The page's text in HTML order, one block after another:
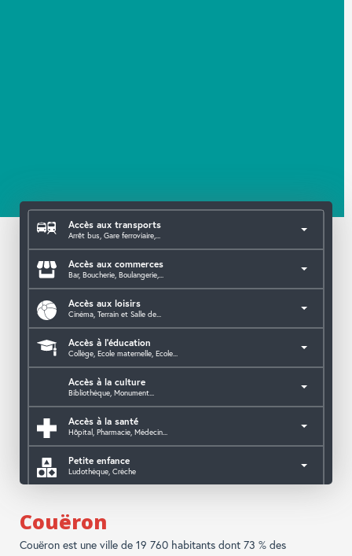
Accès aux transports
Arrêt bus, Gare ferroviaire,...
Accès aux commerces
Bar, Boucherie, Boulangerie,...
Accès aux loisirs
Cinéma, Terrain et Salle de...
Accès à l'éducation
Collège, Ecole maternelle, Ecole...
Accès à la culture
Bibliothèque, Monument...
Accès à la santé
Hôpital, Pharmacie, Médecin...
Petite enfance
Ludothèque, Crèche
Couëron
Couëron est une ville de 19 760 habitants dont 73 % des